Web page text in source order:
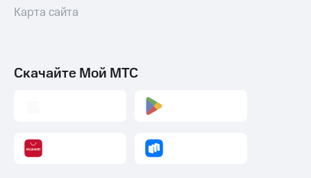
Карта сайта
Скачайте Мой МТС